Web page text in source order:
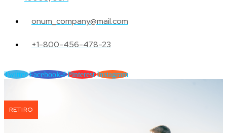
onum_company@mail.com
+1-800-456-478-23
Twitter Facebook-f Pinterest Instagram
RETIRO